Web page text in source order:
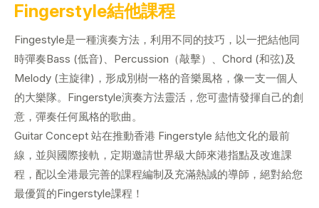
Fingerstyle結他課程
Fingestyle是一種演奏方法，利用不同的技巧，以一把結他同
時彈奏Bass (低音)、Percussion（敲擊）、Chord (和弦)及
Melody (主旋律)，形成別樹一格的音樂風格，像一支一個人
的大樂隊。Fingerstyle演奏方法靈活，您可盡情發揮自己的創
意，彈奏任何風格的歌曲。
Guitar Concept 站在推動香港 Fingerstyle 結他文化的最前
線，並與國際接軌，定期邀請世界級大師來港指點及改進課
程，配以全港最完善的課程編制及充滿熱誠的導師，絕對給您
最優質的Fingerstyle課程！